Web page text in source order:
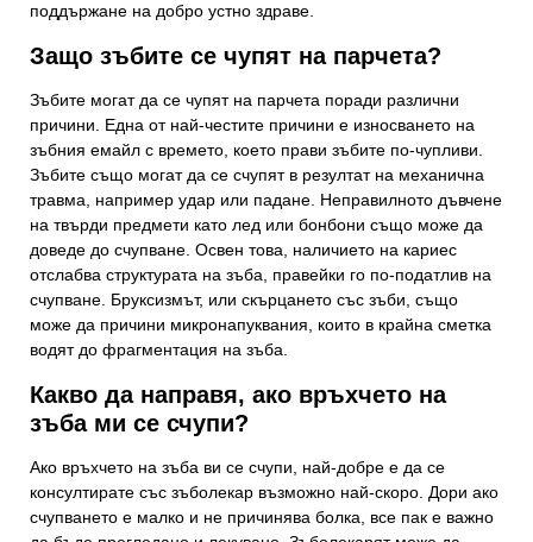
поддържане на добро устно здраве.
Защо зъбите се чупят на парчета?
Зъбите могат да се чупят на парчета поради различни
причини. Една от най-честите причини е износването на
зъбния емайл с времето, което прави зъбите по-чупливи.
Зъбите също могат да се счупят в резултат на механична
травма, например удар или падане. Неправилното дъвчене
на твърди предмети като лед или бонбони също може да
доведе до счупване. Освен това, наличието на кариес
отслабва структурата на зъба, правейки го по-податлив на
счупване. Бруксизмът, или скърцането със зъби, също
може да причини микронапуквания, които в крайна сметка
водят до фрагментация на зъба.
Какво да направя, ако връхчето на
зъба ми се счупи?
Ако връхчето на зъба ви се счупи, най-добре е да се
консултирате със зъболекар възможно най-скоро. Дори ако
счупването е малко и не причинява болка, все пак е важно